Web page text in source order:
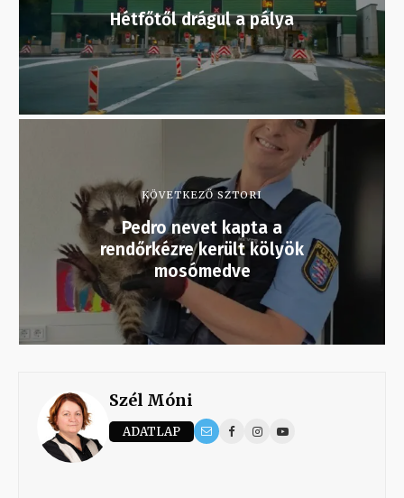
Hétfőtől drágul a pálya
KÖVETKEZŐ SZTORI
Pedro nevet kapta a
rendőrkézre került kölyök
mosómedve
Szél Móni
ADATLAP